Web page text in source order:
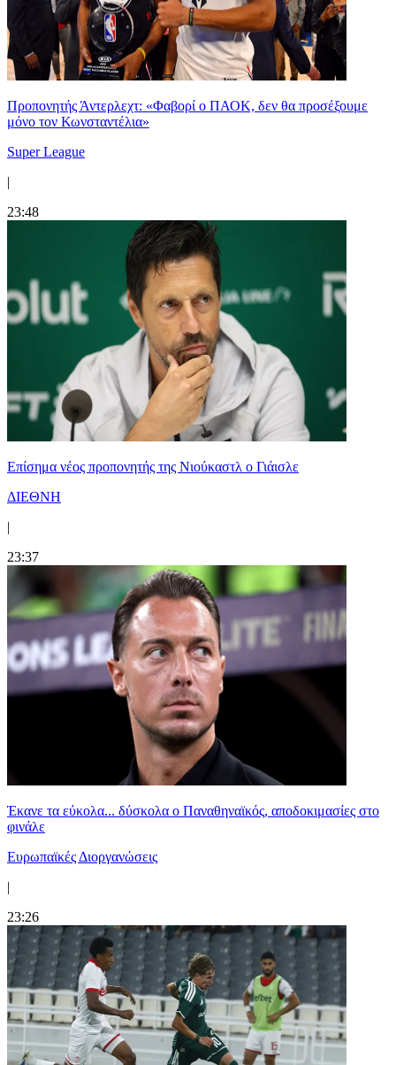
Προπονητής Άντερλεχτ: «Φαβορί ο ΠΑΟΚ, δεν θα προσέξουμε
μόνο τον Κωνσταντέλια»
Super League
|
23:48
Επίσημα νέος προπονητής της Νιούκαστλ ο Γιάισλε
ΔΙΕΘΝΗ
|
23:37
Έκανε τα εύκολα... δύσκολα ο Παναθηναϊκός, αποδοκιμασίες στο
φινάλε
Ευρωπαϊκές Διοργανώσεις
|
23:26